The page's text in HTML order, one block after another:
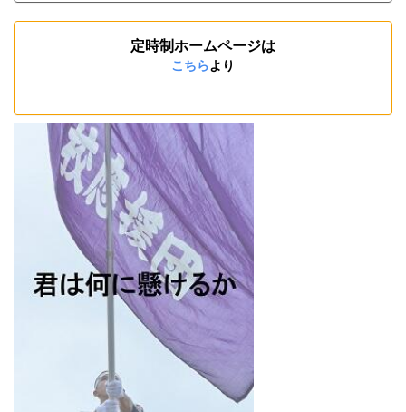
定時制ホームページは
こちらより